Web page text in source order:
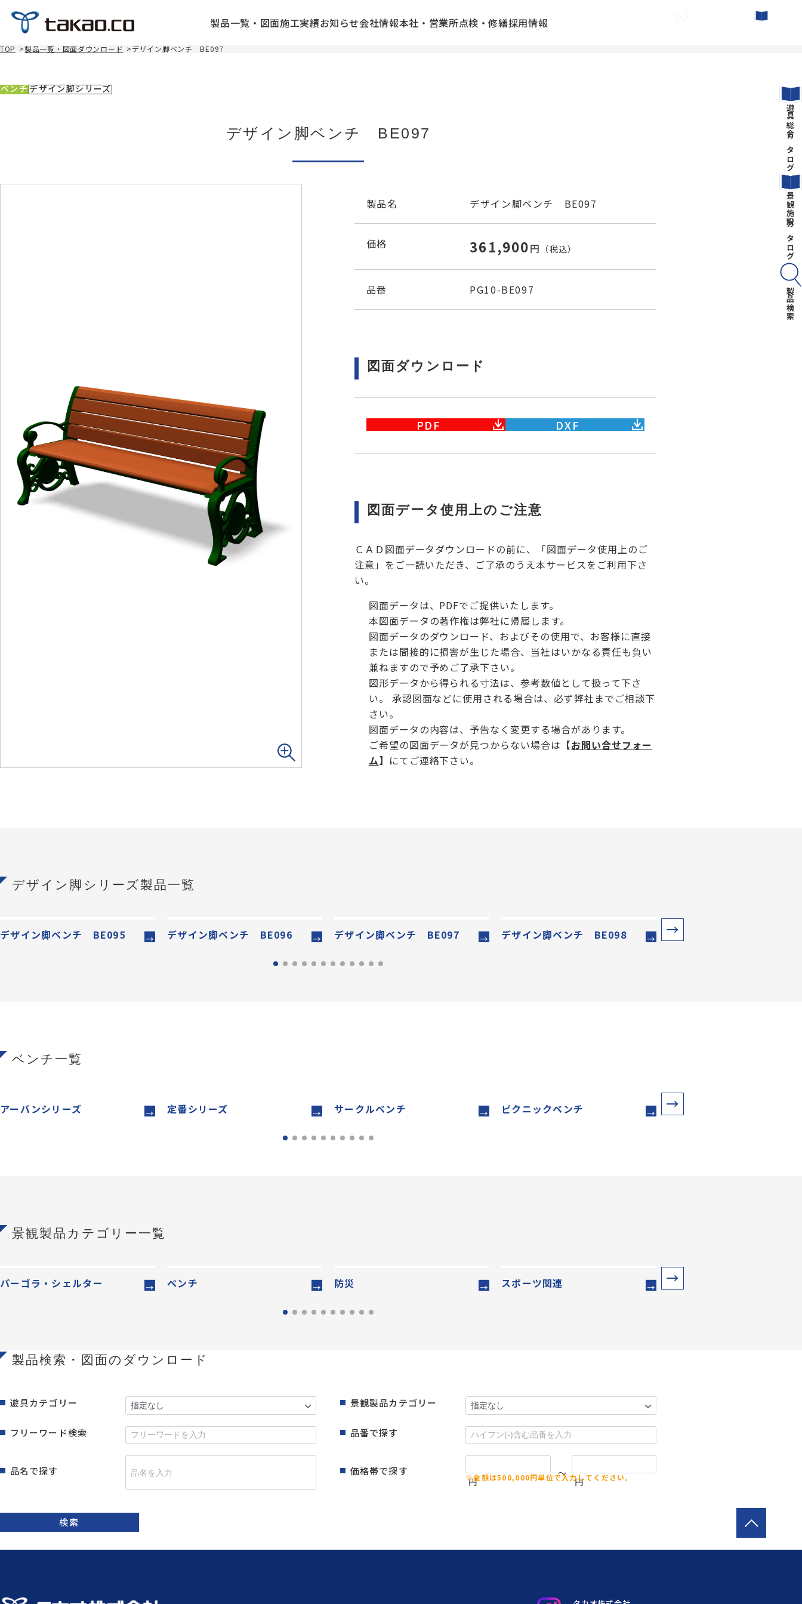
製品一覧・図面施工実績お知らせ会社情報本社・営業所点検・修繕採用情報
遊具総合カタログ
景観施設カタログ
製品検索
TOP >製品一覧・図面ダウンロード >デザイン脚ベンチ BE097
ベンチデザイン脚シリーズ
デザイン脚ベンチ BE097
製品名 デザイン脚ベンチ BE097
価格 361,900円 （税込）
品番 PG10-BE097
図面ダウンロード
PDF DXF
図面データ使用上のご注意
ＣＡＤ図面データダウンロードの前に、「図面データ使用上のご
注意」をご一読いただき、ご了承のうえ本サービスをご利用下さ
い。
図面データは、PDFでご提供いたします。
本図面データの著作権は弊社に帰属します。
図面データのダウンロード、およびその使用で、お客様に直接
または間接的に損害が生じた場合、当社はいかなる責任も負い
兼ねますので予めご了承下さい。
図形データから得られる寸法は、参考数値として扱って下さ
い。 承認図面などに使用される場合は、必ず弊社までご相談下
さい。
図面データの内容は、予告なく変更する場合があります。
ご希望の図面データが見つからない場合は 【お問い合せフォー
ム】 にてご連絡下さい。
デザイン脚シリーズ製品一覧
デザイン脚ベンチ BE095 デザイン脚ベンチ BE096 デザイン脚ベンチ BE097 デザイン脚ベンチ BE098 デザイン脚ベンチ BE093
ベンチ一覧
アーバンシリーズ 定番シリーズ サークルベンチ ピクニックベンチ スクエアベンチ
景観製品カテゴリー一覧
パーゴラ・シェルター ベンチ 防災 スポーツ関連 水のみ
製品検索・図面のダウンロード
遊具カテゴリー 景観製品カテゴリー
フリーワード検索 品番で探す
品名で探す 価格帯で探す
円
～
円
検索